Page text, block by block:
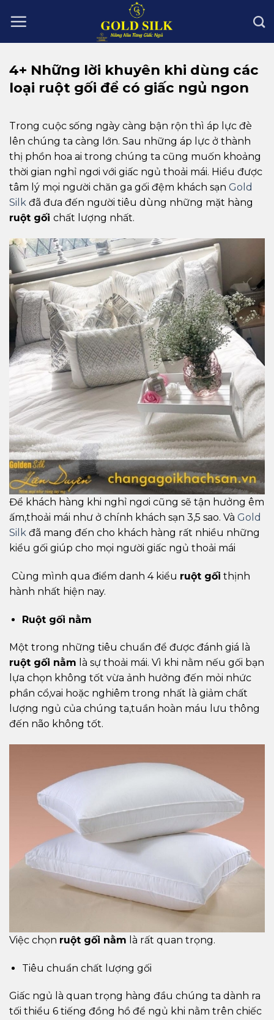
4+ Những lời khuyên khi dùng các
loại ruột gối để có giấc ngủ ngon
Trong cuộc sống ngày càng bận rộn thì áp lực đè
lên chúng ta càng lớn. Sau những áp lực ở thành
thị phồn hoa ai trong chúng ta cũng muốn khoảng
thời gian nghỉ ngơi với giấc ngủ thoải mái. Hiểu được
tâm lý mọi người chăn ga gối đệm khách sạn Gold
Silk đã đưa đến người tiêu dùng những mặt hàng
ruột gối chất lượng nhất.
Để khách hàng khi nghỉ ngơi cũng sẽ tận hưởng êm
ấm,thoải mái như ở chính khách sạn 3,5 sao. Và Gold
Silk đã mang đến cho khách hàng rất nhiều những
kiểu gối giúp cho mọi người giấc ngủ thoải mái
Cùng mình qua điểm danh 4 kiểu ruột gối thịnh
hành nhất hiện nay.
Ruột gối nằm
Một trong những tiêu chuẩn để được đánh giá là
ruột gối nằm là sự thoải mái. Vì khi nằm nếu gối bạn
lựa chọn không tốt vừa ảnh hưởng đến mỏi nhức
phần cổ,vai hoặc nghiêm trong nhất là giảm chất
lượng ngủ của chúng ta,tuần hoàn máu lưu thông
đến não không tốt.
Việc chọn ruột gối nằm là rất quan trọng.
Tiêu chuẩn chất lượng gối
Giấc ngủ là quan trọng hàng đầu chúng ta dành ra
tối thiểu 6 tiếng đồng hồ để ngủ khi nằm trên chiếc